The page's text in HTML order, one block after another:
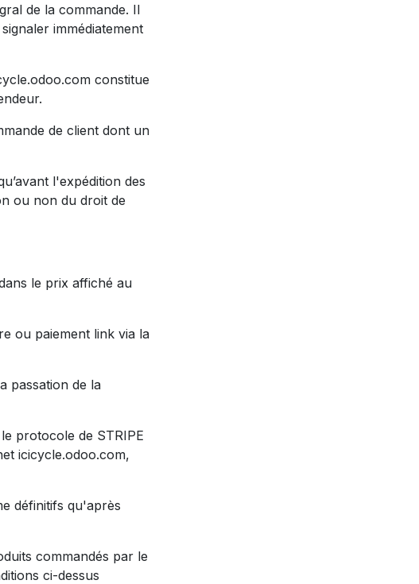
de la commande. Il
immédiatement
constitue
de client dont un
l'expédition des
ou non du droit de
le prix affiché au
ou paiement link via la
passation de la
protocole de STRIPE
icicycle.odoo.com,
définitifs qu'après
commandés par le
ci-dessus